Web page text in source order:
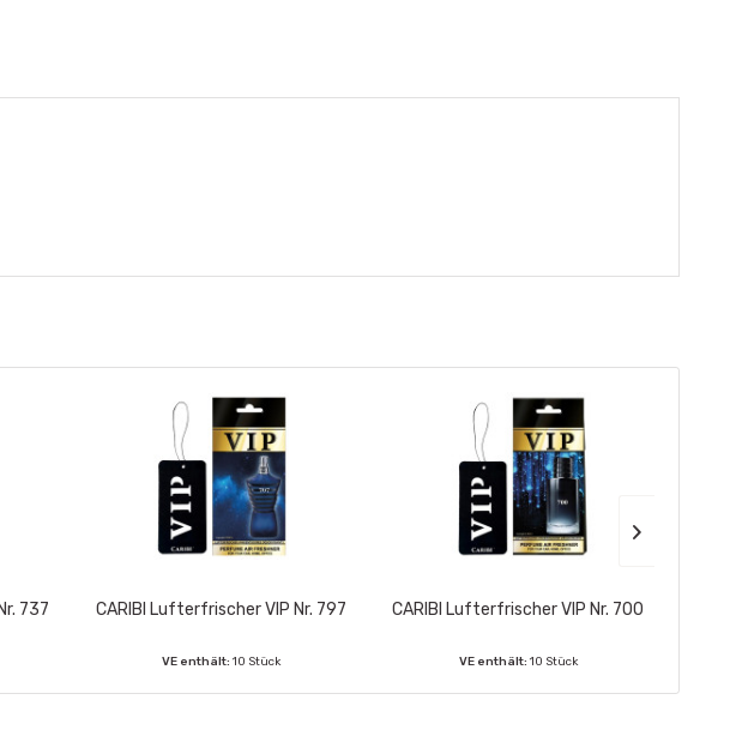
737 CARIBI Lufterfrischer VIP Nr. 797
VE enthält:10 Stück
CARIBI Lufterfrischer VIP Nr. 700
VE enthält: 10 Stück